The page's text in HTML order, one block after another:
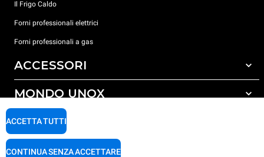
Il Frigo Caldo
Forni professionali elettrici
Forni professionali a gas
ACCESSORI
Tutti gli accessori
Detergenti per lavaggio automatico
Detergenti per lavaggio manuale
Trattamento acqua con filtro a resine
MONDO UNOX
Le nostre sedi nel mondo
Carriere Unox
SUPPORTO
Garanzia Unox
ACCETTA TUTTI
CONTINUA SENZA ACCETTARE